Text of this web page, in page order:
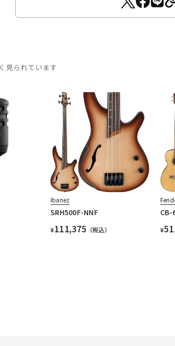
見られています
Ibanez
SRH500F-NNF
¥111,375 （税込） ¥